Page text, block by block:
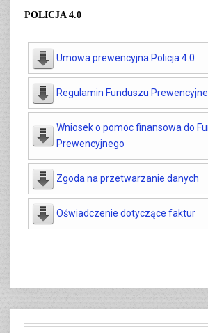
POLICJA 4.0
Umowa prewencyjna Policja 4.0
Regulamin Funduszu
Wniosek o pomoc finansowa do
Prewencyjnego
Zgoda na przetwarzanie danych
Oświadczenie dotyczące faktur